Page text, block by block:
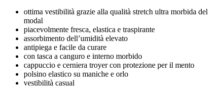
ottima vestibilità grazie alla qualità stretch ultra morbida del
modal
piacevolmente fresca, elastica e traspirante
assorbimento dell’umidità elevato
antipiega e facile da curare
con tasca a canguro e interno morbido
cappuccio e cerniera troyer con protezione per il mento
polsino elastico su maniche e orlo
vestibilità casual